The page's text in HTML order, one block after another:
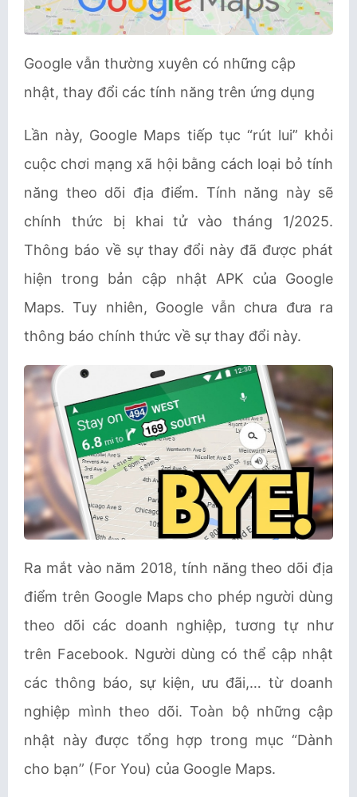
Google vẫn thường xuyên có những cập
nhật, thay đổi các tính năng trên ứng dụng
Lần này, Google Maps tiếp tục “rút lui” khỏi
cuộc chơi mạng xã hội bằng cách loại bỏ tính
năng theo dõi địa điểm. Tính năng này sẽ
chính thức bị khai tử vào tháng 1/2025.
Thông báo về sự thay đổi này đã được phát
hiện trong bản cập nhật APK của Google
Maps. Tuy nhiên, Google vẫn chưa đưa ra
thông báo chính thức về sự thay đổi này.
Ra mắt vào năm 2018, tính năng theo dõi địa
điểm trên Google Maps cho phép người dùng
theo dõi các doanh nghiệp, tương tự như
trên Facebook. Người dùng có thể cập nhật
các thông báo, sự kiện, ưu đãi,… từ doanh
nghiệp mình theo dõi. Toàn bộ những cập
nhật này được tổng hợp trong mục “Dành
cho bạn” (For You) của Google Maps.